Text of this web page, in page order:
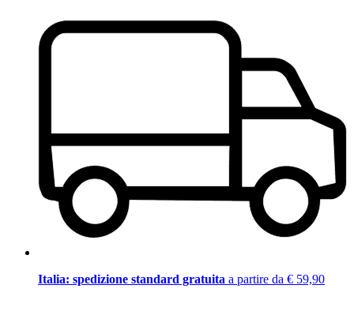
Italia: spedizione standard gratuita a partire da € 59,90